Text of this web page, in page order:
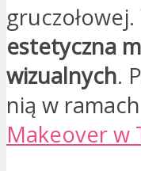
gruczołowej.
estetyczna
wizualnych.
nią w
Makeover w